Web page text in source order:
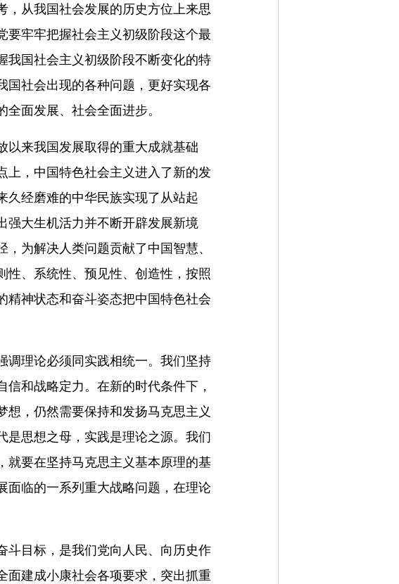
，从我国社会发展的历史方位上来思
要牢牢把握社会主义初级阶段这个最
我国社会主义初级阶段不断变化的特
国社会出现的各种问题，更好实现各
面发展、社会全面进步。
以来我国发展取得的重大成就基础
上，中国特色社会主义进入了新的发
久经磨难的中华民族实现了从站起
强大生机活力并不断开辟发展新境
为解决人类问题贡献了中国智慧、
性、系统性、预见性、创造性，按照
精神状态和奋斗姿态把中国特色社会
调理论必须同实践相统一。我们坚持
和战略定力。在新的时代条件下，
，仍然需要保持和发扬马克思主义
是思想之母，实践是理论之源。我们
就要在坚持马克思主义基本原理的基
面临的一系列重大战略问题，在理论
斗目标，是我们党向人民、向历史作
面建成小康社会各项要求，突出抓重